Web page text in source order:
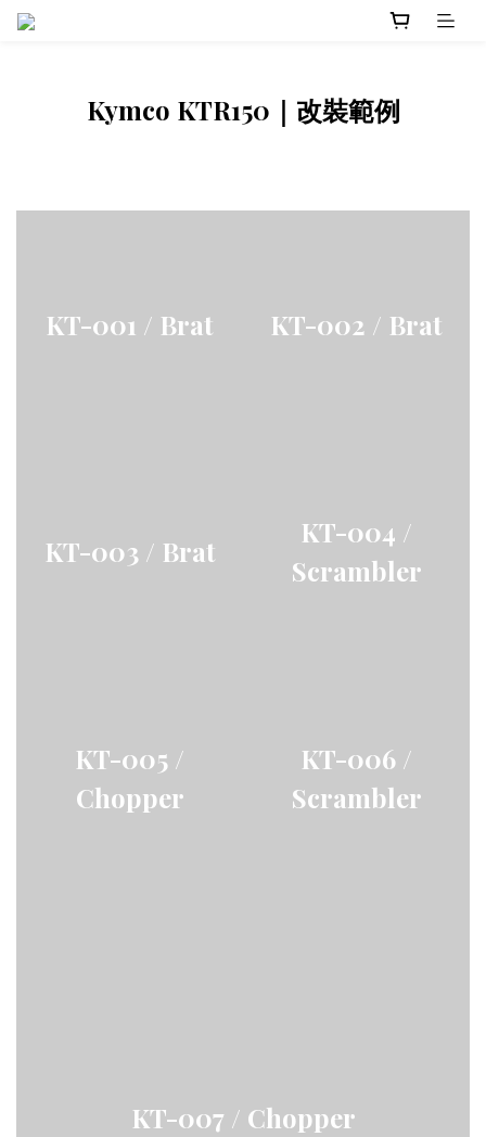
Kymco KTR150｜改裝範例
KT-001 / Brat KT-002 / Brat
KT-003 / Brat
KT-004 /
Scrambler
KT-005 /
Chopper
KT-006 /
Scrambler
KT-007 / Chopper